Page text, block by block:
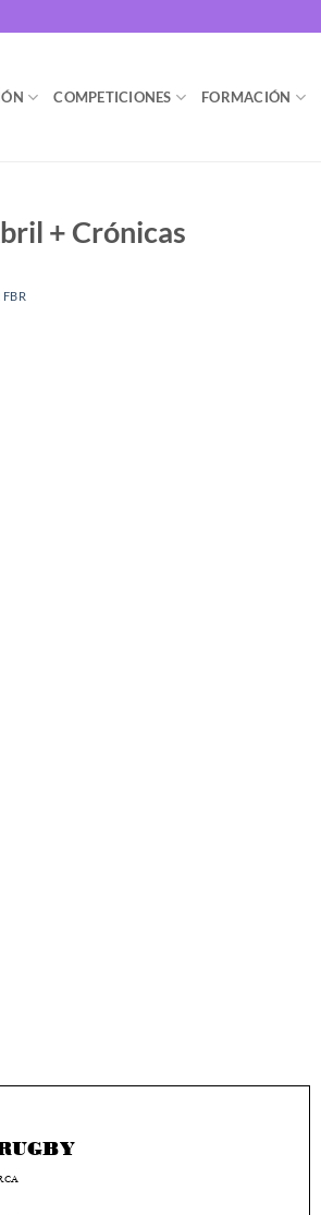
COMPETICIONES FORMACIÓN
+ Crónicas
FBR